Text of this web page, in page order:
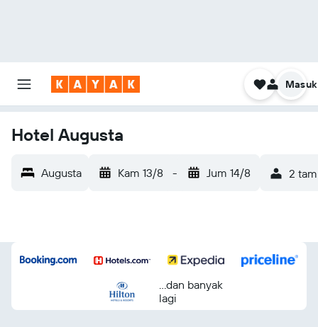
Masuk
Hotel Augusta
Augusta Kam 13/8 - Jum 14/8 2
...dan banyak
lagi